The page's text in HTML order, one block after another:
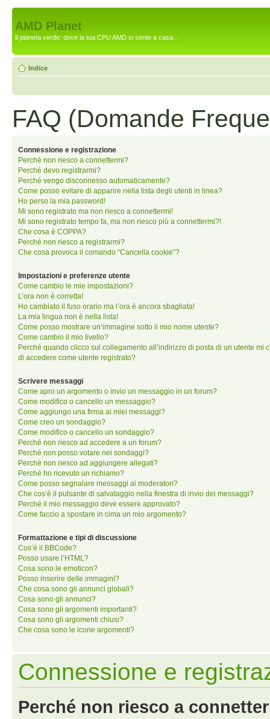
AMD Planet
Il pianeta verde: dove la tua CPU AMD si sente a casa...
Indice
FAQ (Domande
Connessione e registrazione
Perché non riesco a connettermi?
Perché devo registrarmi?
Perché vengo disconnesso automaticamente?
Come posso evitare di apparire nella lista degli utenti in linea?
Ho perso la mia password!
Mi sono registrato ma non riesco a connettermi!
Mi sono registrato tempo fa, ma non riesco piú a connettermi?!
Che cosa è COPPA?
Perché non riesco a registrarmi?
Che cosa provoca il comando “Cancella cookie”?
Impostazioni e preferenze utente
Come cambio le mie impostazioni?
L’ora non è corretta!
Ho cambiato il fuso orario ma l’ora è ancora sbagliata!
La mia lingua non è nella lista!
Come posso mostrare un’immagine sotto il mio nome utente?
Come cambio il mio livello?
Perché quando clicco sul collegamento all’indirizzo di posta di un utente mi
di accedere come utente registrato?
Scrivere messaggi
Come apro un argomento o invio un messaggio in un forum?
Come modifico o cancello un messaggio?
Come aggiungo una firma ai miei messaggi?
Come creo un sondaggio?
Come modifico o cancello un sondaggio?
Perché non riesco ad accedere a un forum?
Perché non posso votare nei sondaggi?
Perché non riesco ad aggiungere allegati?
Perché ho ricevuto un richiamo?
Come posso segnalare messaggi ai moderatori?
Che cos’è il pulsante di salvataggio nella finestra di invio dei messaggi?
Perché il mio messaggio deve essere approvato?
Come faccio a spostare in cima un mio argomento?
Formattazione e tipi di discussione
Cos’è il BBCode?
Posso usare l’HTML?
Cosa sono le emoticon?
Posso inserire delle immagini?
Che cosa sono gli annunci globali?
Cosa sono gli annunci?
Cosa sono gli argomenti importanti?
Cosa sono gli argomenti chiusi?
Che cosa sono le icone argomenti?
Connessione e
Perché non riesco a